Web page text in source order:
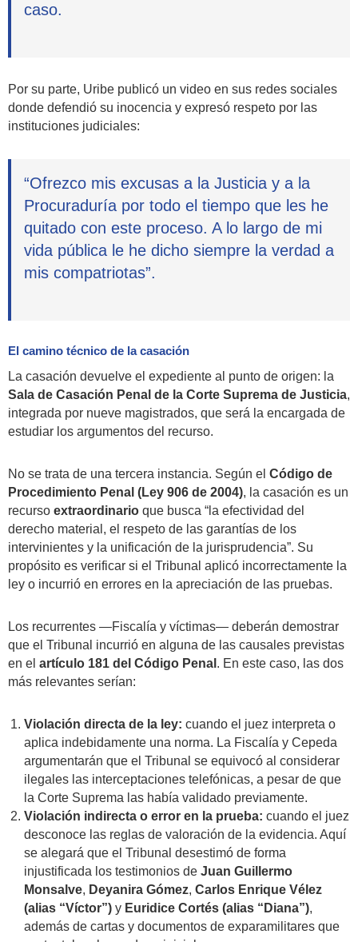
caso.
Por su parte, Uribe publicó un video en sus redes sociales
donde defendió su inocencia y expresó respeto por las
instituciones judiciales:
“Ofrezco mis excusas a la Justicia y a la
Procuraduría por todo el tiempo que les he
quitado con este proceso. A lo largo de mi
vida pública le he dicho siempre la verdad a
mis compatriotas”.
El camino técnico de la casación
La casación devuelve el expediente al punto de origen: la
Sala de Casación Penal de la Corte Suprema de Justicia,
integrada por nueve magistrados, que será la encargada de
estudiar los argumentos del recurso.
No se trata de una tercera instancia. Según el Código de
Procedimiento Penal (Ley 906 de 2004), la casación es un
recurso extraordinario que busca “la efectividad del
derecho material, el respeto de las garantías de los
intervinientes y la unificación de la jurisprudencia”. Su
propósito es verificar si el Tribunal aplicó incorrectamente la
ley o incurrió en errores en la apreciación de las pruebas.
Los recurrentes —Fiscalía y víctimas— deberán demostrar
que el Tribunal incurrió en alguna de las causales previstas
en el artículo 181 del Código Penal . En este caso, las dos
más relevantes serían:
Violación directa de la ley: cuando el juez interpreta o
aplica indebidamente una norma. La Fiscalía y Cepeda
argumentarán que el Tribunal se equivocó al considerar
ilegales las interceptaciones telefónicas, a pesar de que
la Corte Suprema las había validado previamente.
Violación indirecta o error en la prueba: cuando el juez
desconoce las reglas de valoración de la evidencia. Aquí
se alegará que el Tribunal desestimó de forma
injustificada los testimonios de Juan Guillermo
Monsalve, Deyanira Gómez, Carlos Enrique Vélez
(alias “Víctor”) y Euridice Cortés (alias “Diana”),
además de cartas y documentos de exparamilitares que